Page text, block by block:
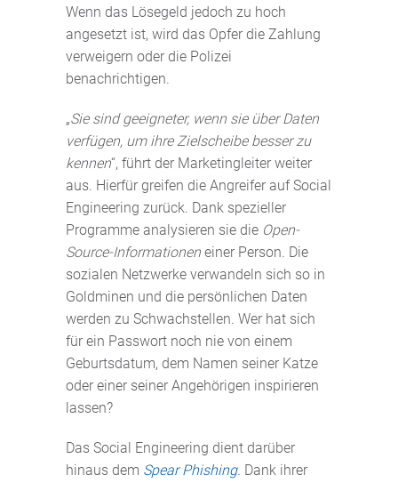
Wenn das Lösegeld jedoch zu hoch
angesetzt ist, wird das Opfer die Zahlung
verweigern oder die Polizei
benachrichtigen.
„Sie sind geeigneter, wenn sie über Daten
verfügen, um ihre Zielscheibe besser zu
kennen“, führt der Marketingleiter weiter
aus. Hierfür greifen die Angreifer auf Social
Engineering zurück. Dank spezieller
Programme analysieren sie die Open-
Source-Informationen einer Person. Die
sozialen Netzwerke verwandeln sich so in
Goldminen und die persönlichen Daten
werden zu Schwachstellen. Wer hat sich
für ein Passwort noch nie von einem
Geburtsdatum, dem Namen seiner Katze
oder einer seiner Angehörigen inspirieren
lassen?
Das Social Engineering dient darüber
hinaus dem Spear Phishing. Dank ihrer